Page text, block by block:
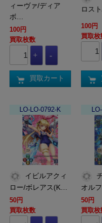
ィーヴァ/ディア
ボ…
100円
買取枚数
買取カート
ロス
100
買取枚
LO-LO-0792-K
ロー/ボレアス(K…
50円
買取枚数
オル
50
買取枚